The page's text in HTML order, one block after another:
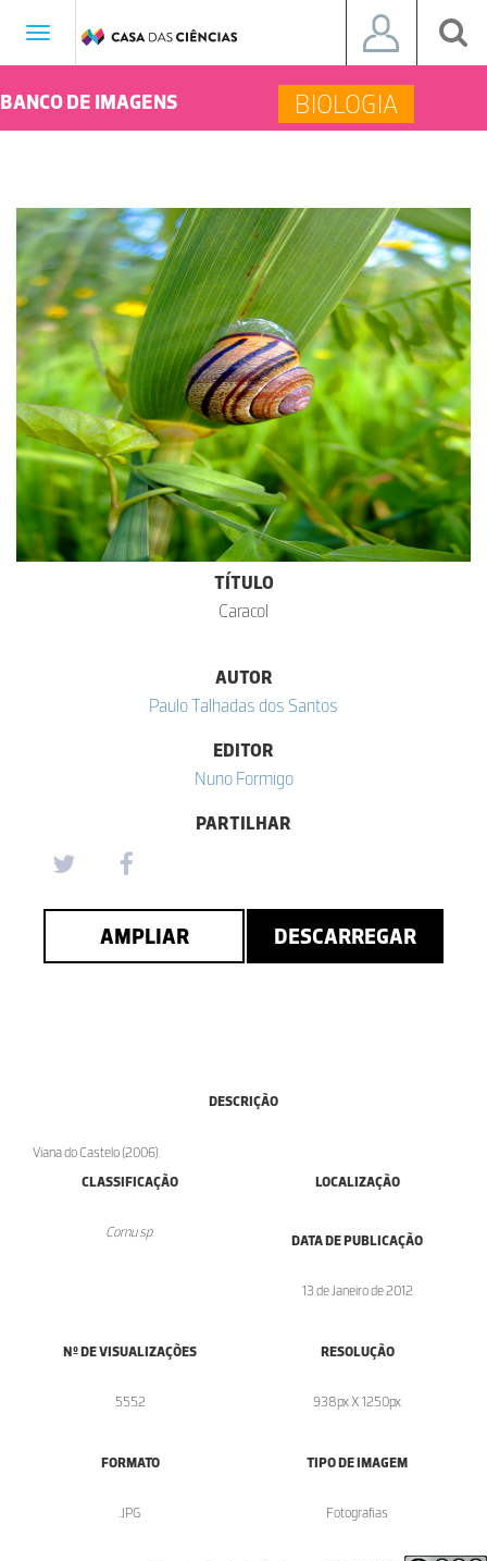
Toggle
BANCO DE IMAGENS BIOLOGIA
TÍTULO
Caracol
AUTOR
Paulo Talhadas dos Santos
EDITOR
Nuno Formigo
PARTILHAR
AMPLIAR DESCARREGAR
DESCRIÇÃO
Viana do Castelo (2006).
CLASSIFICAÇÃO
Cornu sp.
LOCALIZAÇÃO
DATA DE PUBLICAÇÃO
13 de Janeiro de 2012
Nº DE VISUALIZAÇÕES
5552
RESOLUÇÃO
938px X 1250px
FORMATO
.JPG
TIPO DE IMAGEM
Fotografias